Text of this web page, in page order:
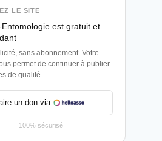
LE SITE
Entomologie est gratuit et
sans abonnement. Votre
permet de continuer à publier
de qualité.
un don via
100% sécurisé